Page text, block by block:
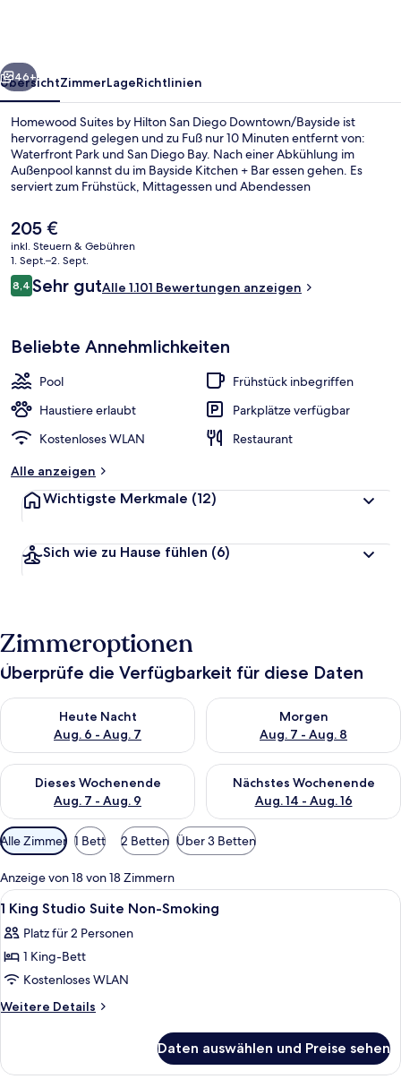
Downtown/Bayside
Weiter
46+
ÜbersichtZimmerLageRichtlinien
Homewood Suites by Hilton San Diego Downtown/Bayside ist
hervorragend gelegen und zu Fuß nur 10 Minuten entfernt von:
Waterfront Park und San Diego Bay. Nach einer Abkühlung im
Außenpool kannst du im Bayside Kitchen + Bar essen gehen. Es
serviert zum Frühstück, Mittagessen und Abendessen
rund um die Uhr geöffneten Fitnessbereich freuen. Die Zimmer
sind mit Schlafsofas und Kühlschränken versehen. Anderen
Reisenden gefallen das hilfsbereite Personal und das Frühstück sehr
gut. Die Unterkunft ist nur einen kurzen Fußmarsch von den
öffentlichen Verkehrsmitteln entfernt: Zur U-Bahn (Station County
Center - Little Italy) sind es 7 Minuten.
Der
aktuelle
Preis
beträgt
205 €.
205 €
inkl. Steuern & Gebühren
1. Sept.–2. Sept.
Bewertungen
8,48,4 von 10.
Sehr gutAlle 1.101 Bewertungen anzeigen
Beliebte Annehmlichkeiten
Pool
Frühstück inbegriffen
Haustiere erlaubt
Parkplätze verfügbar
Kostenloses WLAN
Restaurant
Alle anzeigen
Wichtigste Merkmale (12)
Sich wie zu Hause fühlen (6)
Zimmeroptionen
Überprüfe die Verfügbarkeit für diese Daten
Heute Nacht
Aug. 6 - Aug. 7
Überprüfe die Verfügbarkeit für heute Nacht, Aug. 6 - Aug. 7.
Morgen
Aug. 7 - Aug. 8
Überprüfe die Verfügbarkeit
Dieses Wochenende
Aug. 7 - Aug. 9
Überprüfe die Verfügbarkeit für dieses Wochenende, Aug. 7
Nächstes Wochenende
Aug. 14 - Aug. 16
Überprüfe die Verfügbarkeit
Verfügbare
Filter
für
Zimmer
Alle Zimmer 1 Bett 2 Betten Über 3 Betten
Anzeige von 18 von 18 Zimmern
Alle
Fotos
für
1
King
Studio
Smoking
Ein Hotelzimmer mit großzügigem
9
1 King Studio Suite Non-Smoking
Platz für 2 Personen
1 King-Bett
Kostenloses WLAN
Weitere Details
Weitere
King
Daten auswählen und Preise sehen